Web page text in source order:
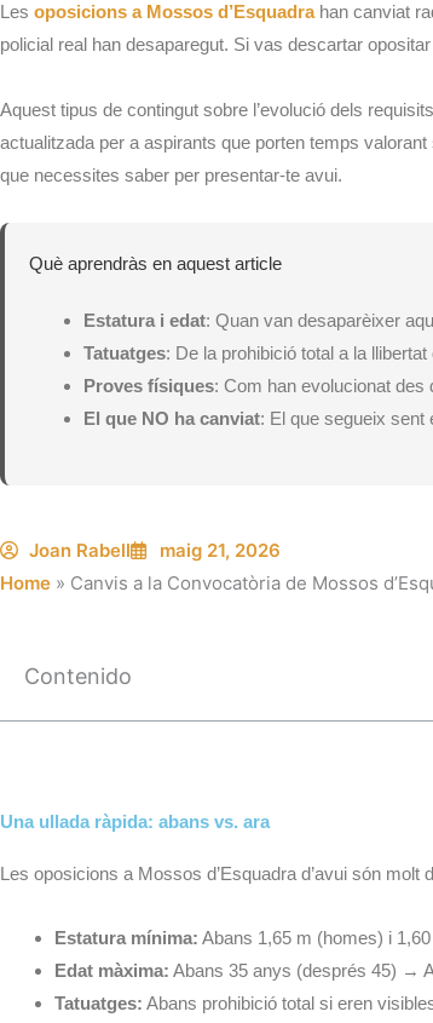
Les oposicions a Mossos d’Esquadrahan canviat
policial real han desaparegut. Si vas descartar
Aquest tipus de contingut sobre l’evolució dels
actualitzada per a aspirants que porten temps
que necessites saber per presentar-te avui.
Què aprendràs en aquest article
Estatura i edat: Quan van desaparèixer
Tatuatges: De la prohibició total a la
Proves físiques: Com han evolucionat des
El que NO ha canviat: El que segueix sent
Joan Rabell
maig 21, 2026
Home » Canvis a la Convocatòria de Mossos
Contenido
Una ullada ràpida: abans vs. ara
Les oposicions a Mossos d’Esquadra d’avui són
Estatura mínima: Abans 1,65 m (homes) i
Edat màxima: Abans 35 anys (després 45) →
Tatuatges: Abans prohibició total si eren